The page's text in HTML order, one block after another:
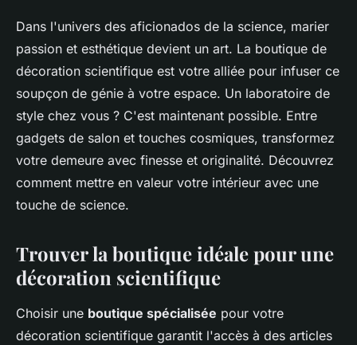
Dans l'univers des aficionados de la science, marier
passion et esthétique devient un art. La boutique de
décoration scientifique est votre alliée pour infuser ce
soupçon de génie à votre espace. Un laboratoire de
style chez vous ? C'est maintenant possible. Entre
gadgets de salon et touches cosmiques, transformez
votre demeure avec finesse et originalité. Découvrez
comment mettre en valeur votre intérieur avec une
touche de science.
Trouver la boutique idéale pour une
décoration scientifique
Choisir une boutique spécialisée pour votre
décoration scientifique garantit l'accès à des articles